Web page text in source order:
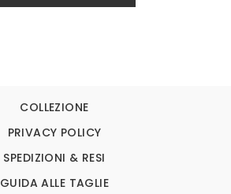
COLLEZIONE
PRIVACY POLICY
SPEDIZIONI & RESI
GUIDA ALLE TAGLIE